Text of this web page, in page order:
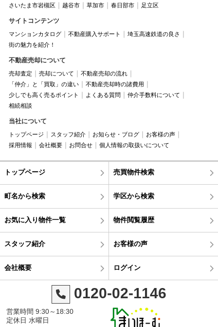
さいたま市岩槻区
越谷市 草加市 春日部市 足立区
サイトコンテンツ
マンションカタログ 不動産購入サポート
埼玉高速鉄道の良さ
街の魅力を紹介！
不動産売却について
売却査定 売却について
不動産売却の流れ
「仲介」と「買取」の違い
不動産売却時の諸費用
少しでも高く売るポイント
よくある質問
仲介手数料について
相続相談
当社について
トップページ スタッフ紹介 お知らせ・ブログ
お客様の声
採用情報
会社概要 お問合せ 個人情報の取扱いについて
トップページ 売買物件検索
町名から検索 学区から検索
お気に入り物件一覧 物件閲覧履歴
スタッフ紹介 お客様の声
会社概要 ログイン
0120-02-1146
営業時間 9:30～18:30
定休日 水曜日